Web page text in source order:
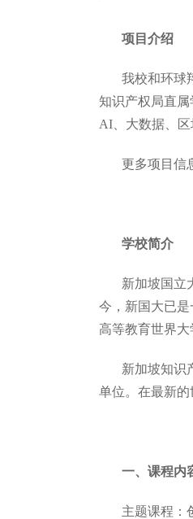
项目介绍
我校和环球
知识产权局直
AI、大数据、区
更多项目信
学校简介
新加坡国立
今，新国大已是
高等教育世界大
新加坡知识
单位。在最新的
一、课程内
主题课程：